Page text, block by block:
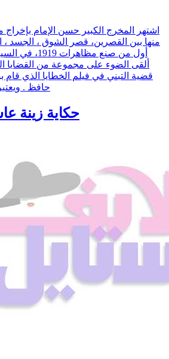
اشتهر المخرج الكبير حسن الإمام
منها بين القصرين، قصر الشوق ، الجسد ،
أول من صنع
ألقى الضوء على مجموعة من القضايا
قضية التبني في فيلم الخطايا الذي قام
حافظ .
حكاية زينة